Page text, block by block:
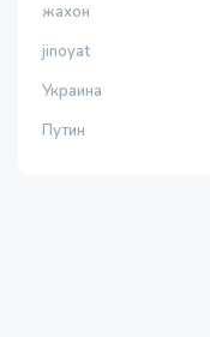
жахон
jinoyat
Украина
Путин